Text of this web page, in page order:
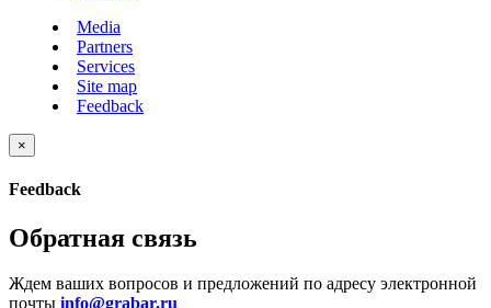
Media
Partners
Services
Site map
Feedback
×
Feedback
Обратная связь
Ждем ваших вопросов и предложений по адресу электронной
почты info@grabar.ru